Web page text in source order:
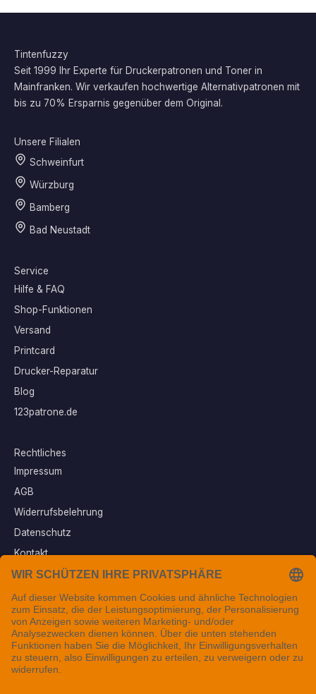
Tintenfuzzy
Seit 1999 Ihr Experte für Druckerpatronen und Toner in
Mainfranken. Wir verkaufen hochwertige Alternativpatronen mit
bis zu 70% Ersparnis gegenüber dem Original.
Unsere Filialen
Schweinfurt
Würzburg
Bamberg
Bad Neustadt
Service
Hilfe & FAQ
Shop-Funktionen
Versand
Printcard
Drucker-Reparatur
Blog
123patrone.de
Rechtliches
Impressum
AGB
Widerrufsbelehrung
Datenschutz
Kontakt
Vertrag widerrufen
Sichere Zahlungsarten